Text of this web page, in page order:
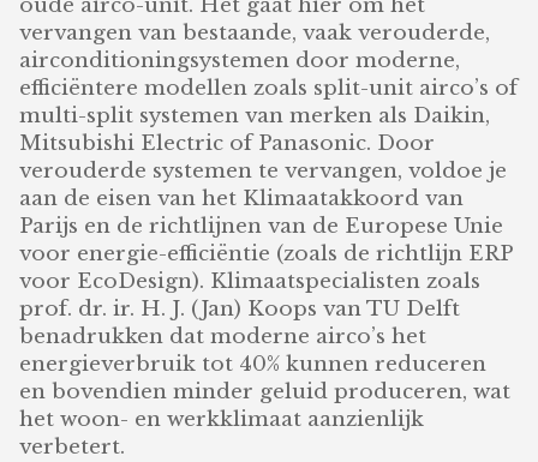
oude airco-unit. Het gaat hier om het
vervangen van bestaande, vaak verouderde,
airconditioningsystemen door moderne,
efficiëntere modellen zoals split-unit airco’s of
multi-split systemen van merken als Daikin,
Mitsubishi Electric of Panasonic. Door
verouderde systemen te vervangen, voldoe je
aan de eisen van het Klimaatakkoord van
Parijs en de richtlijnen van de Europese Unie
voor energie-efficiëntie (zoals de richtlijn ERP
voor EcoDesign). Klimaatspecialisten zoals
prof. dr. ir. H. J. (Jan) Koops van TU Delft
benadrukken dat moderne airco’s het
energieverbruik tot 40% kunnen reduceren
en bovendien minder geluid produceren, wat
het woon- en werkklimaat aanzienlijk
verbetert.